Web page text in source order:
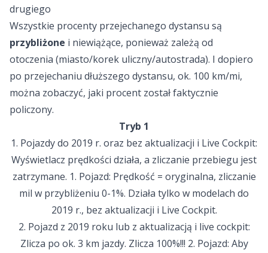
drugiego
Wszystkie procenty przejechanego dystansu są
przybliżone i niewiążące, ponieważ zależą od
otoczenia (miasto/korek uliczny/autostrada). I dopiero
po przejechaniu dłuższego dystansu, ok. 100 km/mi,
można zobaczyć, jaki procent został faktycznie
policzony.
Tryb 1
1. Pojazdy do 2019 r. oraz bez aktualizacji i Live Cockpit:
Wyświetlacz prędkości działa, a zliczanie przebiegu jest
zatrzymane. 1. Pojazd: Prędkość = oryginalna, zliczanie
mil w przybliżeniu 0-1%. Działa tylko w modelach do
2019 r., bez aktualizacji i Live Cockpit.
2. Pojazd z 2019 roku lub z aktualizacją i live cockpit:
Zlicza po ok. 3 km jazdy. Zlicza 100%!!! 2. Pojazd: Aby